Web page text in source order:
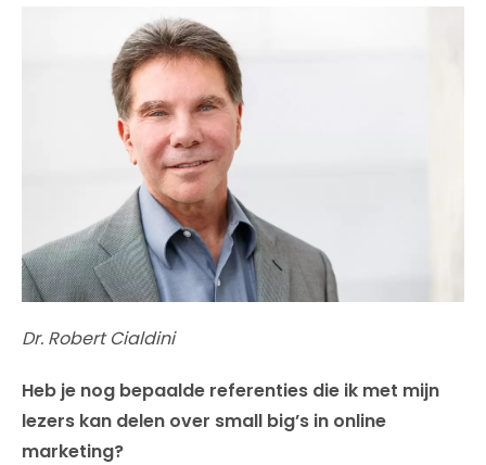
Dr. Robert Cialdini
Heb je nog bepaalde referenties die ik met mijn
lezers kan delen over small big’s in online
marketing?